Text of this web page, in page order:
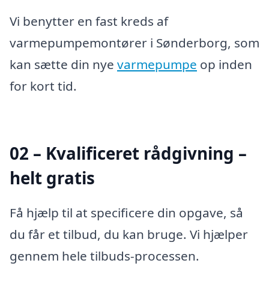
Vi benytter en fast kreds af
varmepumpemontører i Sønderborg, som
kan sætte din nye varmepumpe op inden
for kort tid.
02 – Kvalificeret rådgivning –
helt gratis
Få hjælp til at specificere din opgave, så
du får et tilbud, du kan bruge. Vi hjælper
gennem hele tilbuds-processen.